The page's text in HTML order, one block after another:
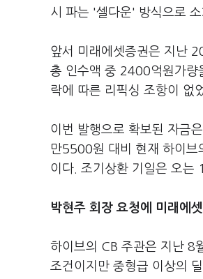
시 파는 '셀다운' 방식으로 소
앞서 미래에셋증권은 지난
총 인수액 중 2400억원가량
락에 따른 리픽싱 조항이 없
이번 발행으로 확보된 자금
만5500원 대비 현재 하이브
이다. 조기상환 기일은 오는
박현주 회장 요청에 미래에
하이브의 CB 주관은 지난 8
조건이지만 중형급 이상의